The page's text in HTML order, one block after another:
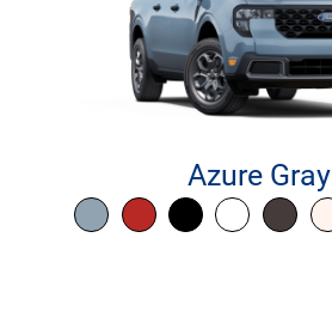
Azure Gray